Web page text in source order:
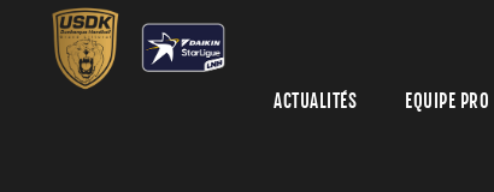
ACTUALITÉS EQUIPE PRO